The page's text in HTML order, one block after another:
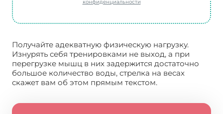
конфиденциальности
Получайте адекватную физическую нагрузку.
Изнурять себя тренировками не выход, а при
перегрузке мышц в них задержится достаточно
большое количество воды, стрелка на весах
скажет вам об этом прямым текстом.